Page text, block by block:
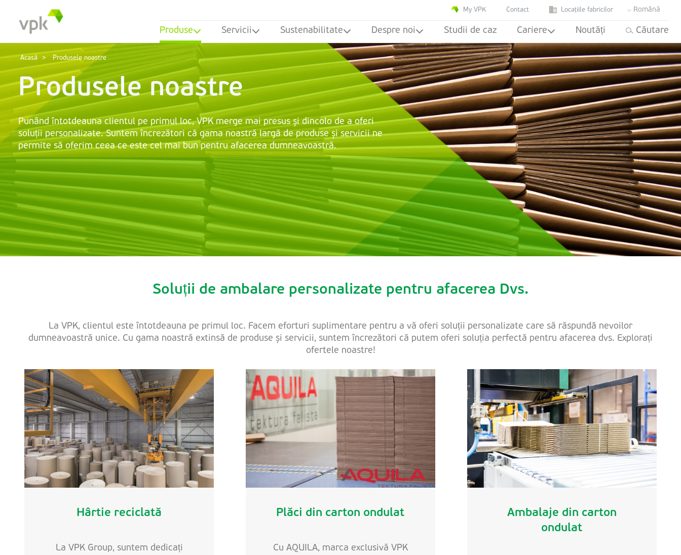
My VPK Contact Locațiile fabricilor Română
Produse Servicii Sustenabilitate Despre noi Studii de caz Cariere Noutăți Căutare
Acasă Produsele noastre
Produsele noastre
Punând întotdeauna clientul pe primul loc, VPK merge mai presus și dincolo de a oferi
soluții personalizate. Suntem încrezători că gama noastră largă de produse și servicii ne
permite să oferim ceea ce este cel mai bun pentru afacerea dumneavoastră.
Soluții de ambalare personalizate pentru afacerea Dvs.
La VPK, clientul este întotdeauna pe primul loc. Facem eforturi suplimentare pentru a vă oferi soluții personalizate care să răspundă nevoilor
dumneavoastră unice. Cu gama noastră extinsă de produse și servicii, suntem încrezători că putem oferi soluția perfectă pentru afacerea dvs. Explorați
ofertele noastre!
Hârtie reciclată
La VPK Group, suntem dedicați
Plăci din carton ondulat
Cu AQUILA, marca exclusivă VPK
Ambalaje din carton
ondulat